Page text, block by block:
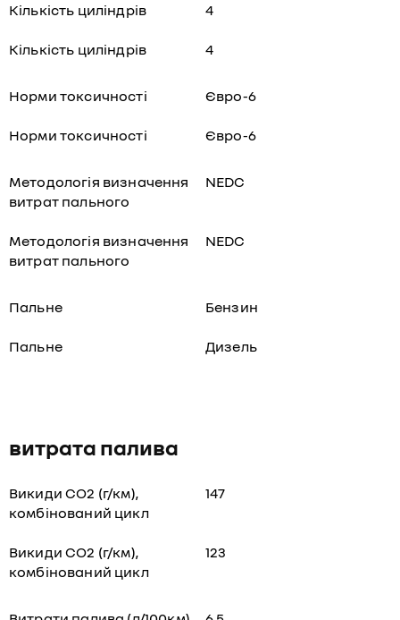
Кількість циліндрів 4
Кількість циліндрів 4
Норми токсичності Євро-6
Норми токсичності Євро-6
Методологія визначення
витрат пального
NEDC
Методологія визначення
витрат пального
NEDC
Пальне Бензин
Пальне Дизель
витрата палива
Викиди СО2 (г/км),
комбінований цикл
147
Викиди СО2 (г/км),
комбінований цикл
123